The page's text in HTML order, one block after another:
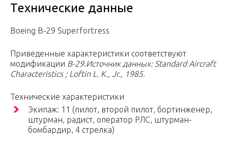
Технические данные
Boeing B-29 Superfortress
Приведенные характеристики соответствуют
модификации B-29.Источник данных: Standard Aircraft
Characteristics ; Loftin L. K., Jr., 1985.
Технические характеристики
Экипаж: 11 (пилот, второй пилот, бортинженер,
штурман, радист, оператор РЛС, штурман-
бомбардир, 4 стрелка)